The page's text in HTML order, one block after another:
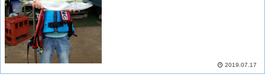
2019.07.17